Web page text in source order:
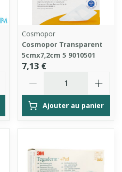
Cosmopor
Cosmopor Transparent
5cmx7,2cm 5 9010501
7,13 €
Ajouter au panier